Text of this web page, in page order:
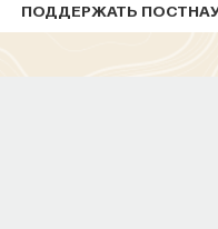
ПОДДЕРЖАТЬ
встречаются в